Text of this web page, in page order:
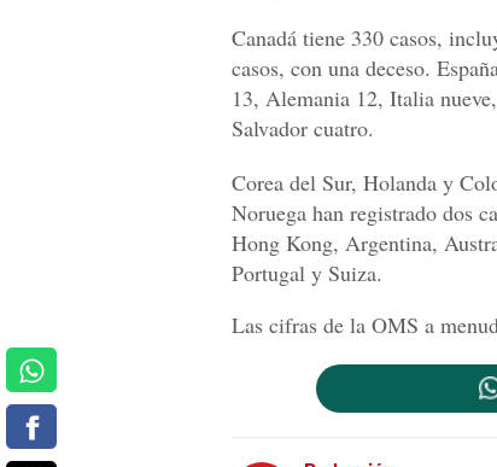
Canadá tiene 330 casos,
casos, con una deceso.
13, Alemania 12, Italia
Salvador cuatro.
Corea del Sur, Holanda y
Noruega han registrado dos
Hong Kong, Argentina,
Portugal y Suiza.
Las cifras de la OMS a